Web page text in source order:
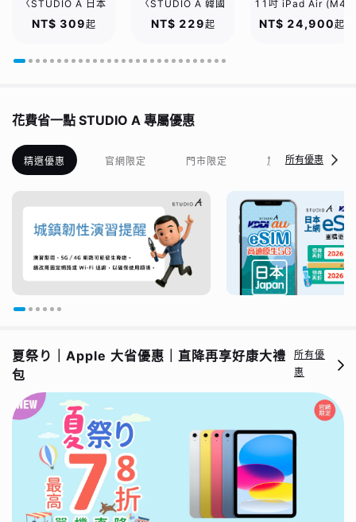
〈STUDIO A 日本
KDDI eSIM〉3-31日
高速原生5G吃到飽｜
點分享｜兼容
(2026SSx20off) ❷
折 (2026SSx30off
，限量200組 )
NT$ 309起
〈STUDIO A 韓國
SKT eSIM〉2-90日
多規格選擇｜高速原生
速｜兼容 ChatGPT /
NT$ 229起
11吋 iPad Air (M4,
2026) Wi-
Fi/128GB/ 四色｜
NT$ 24,900起
花費省一點 STUDIO A 專屬優惠
精選優惠 官網限定 門市限定 加碼優惠
所有優惠
夏祭り｜Apple 大省優惠｜直降再享好康大禮
包
所有優
惠